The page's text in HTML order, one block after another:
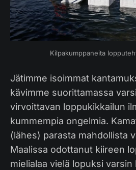
Kilpakumppaneita
Jätimme isoimmat
kävimme suorittamassa
virvoittavan loppukikkailun
kummempia ongelmia.
(lähes) parasta mahdollista
Maalissa odottanut kiireen
mielialaa vielä lopuksi